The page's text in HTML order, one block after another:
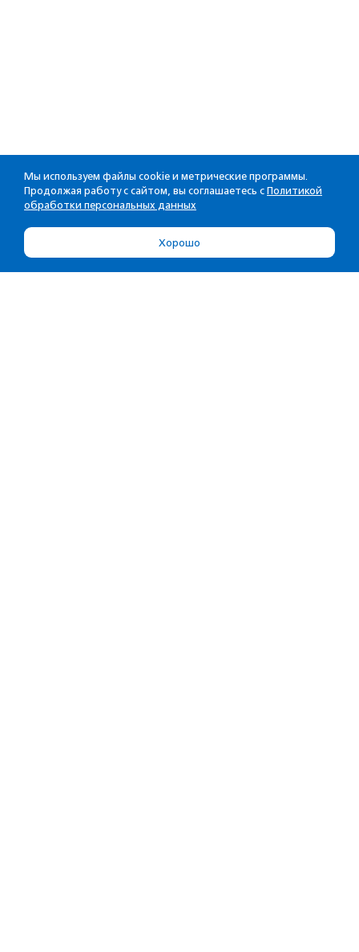
Мы используем файлы cookie и метрические программы.
Продолжая работу с сайтом, вы соглашаетесь с Политикой
обработки персональных данных
Хорошо